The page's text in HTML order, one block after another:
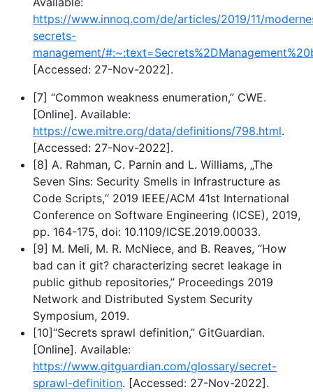
https://www.innoq.com/de/articles/2019/11/
secrets-
management/
[Accessed: 27-Nov-2022]. ‌
[7] “Common weakness enumeration,” CWE.
[Online]. Available:
https://cwe.mitre.org/data/definitions/798.html.
[Accessed: 27-Nov-2022].
[8] A. Rahman, C. Parnin and L. Williams, „The
Seven Sins: Security Smells in Infrastructure as
Code Scripts,“ 2019 IEEE/ACM 41st International
Conference on Software Engineering (ICSE), 2019,
pp. 164-175, doi: 10.1109/ICSE.2019.00033.
[9] M. Meli, M. R. McNiece, and B. Reaves, “How
bad can it git? characterizing secret leakage in
public github repositories,” Proceedings 2019
Network and Distributed System Security
Symposium, 2019.
[10]“Secrets sprawl definition,” GitGuardian.
[Online]. Available:
https://www.gitguardian.com/glossary/secret-
sprawl-definition. [Accessed: 27-Nov-2022].